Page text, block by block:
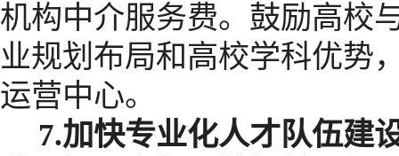
机构中介服务费。鼓励高校
业规划布局和高校学科优势
运营中心。
7.加快专业化人才队伍建